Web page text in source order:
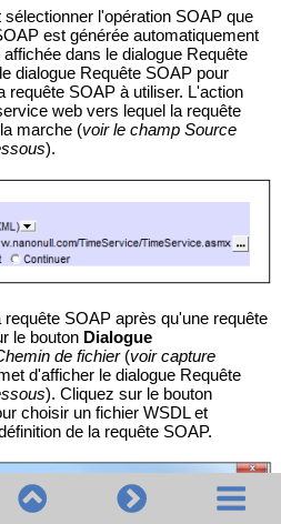
l'opération SOAP que
est générée automatiquement
dans le dialogue Requête
dialogue Requête SOAP pour
requête SOAP à utiliser. L'action
web vers lequel la requête
marche (voir le champ Source
).
SOAP après qu'une requête
le bouton Dialogue
de fichier (voir capture
d'afficher le dialogue Requête
). Cliquez sur le bouton
choisir un fichier WSDL et
de la requête SOAP.